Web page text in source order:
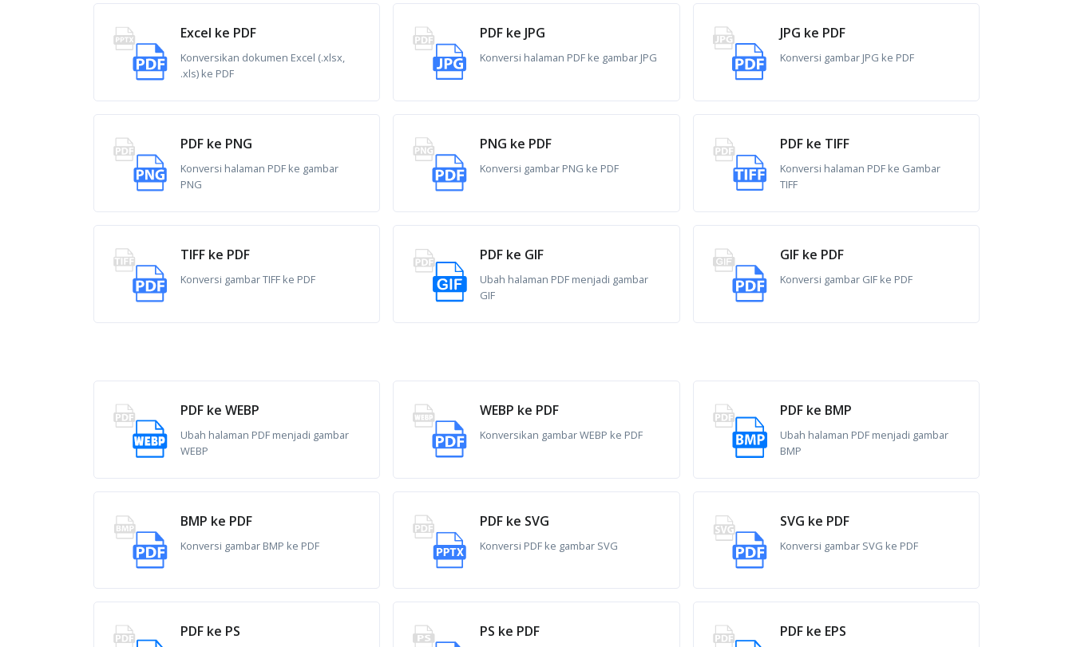
Excel ke PDF
Konversikan dokumen Excel (.xlsx,
.xls) ke PDF
PDF ke JPG
Konversi halaman PDF ke gambar JPG
JPG ke PDF
Konversi gambar JPG ke PDF
PDF ke PNG
Konversi halaman PDF ke gambar
PNG
PNG ke PDF
Konversi gambar PNG ke PDF
PDF ke TIFF
Konversi halaman PDF ke Gambar
TIFF
TIFF ke PDF
Konversi gambar TIFF ke PDF
PDF ke GIF
Ubah halaman PDF menjadi gambar
GIF
GIF ke PDF
Konversi gambar GIF ke PDF
PDF ke WEBP
Ubah halaman PDF menjadi gambar
WEBP
WEBP ke PDF
Konversikan gambar WEBP ke PDF
PDF ke BMP
Ubah halaman PDF menjadi gambar
BMP
BMP ke PDF
Konversi gambar BMP ke PDF
PDF ke SVG
Konversi PDF ke gambar SVG
SVG ke PDF
Konversi gambar SVG ke PDF
PDF ke PS PS ke PDF PDF ke EPS